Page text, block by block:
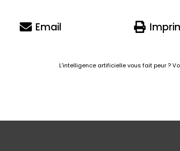
Email
L’intelligence artificielle vous fait peur ?